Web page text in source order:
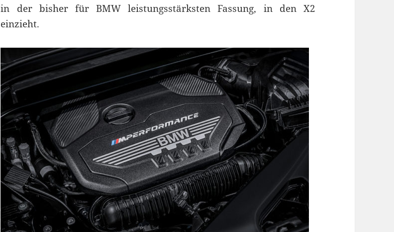
in der bisher für BMW leistungsstärksten Fassung, in den X2
einzieht.